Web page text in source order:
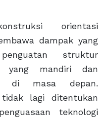
orientasi
dampak yang
struktur
yang mandiri dan
di masa depan.
tidak lagi ditentukan
teknologi